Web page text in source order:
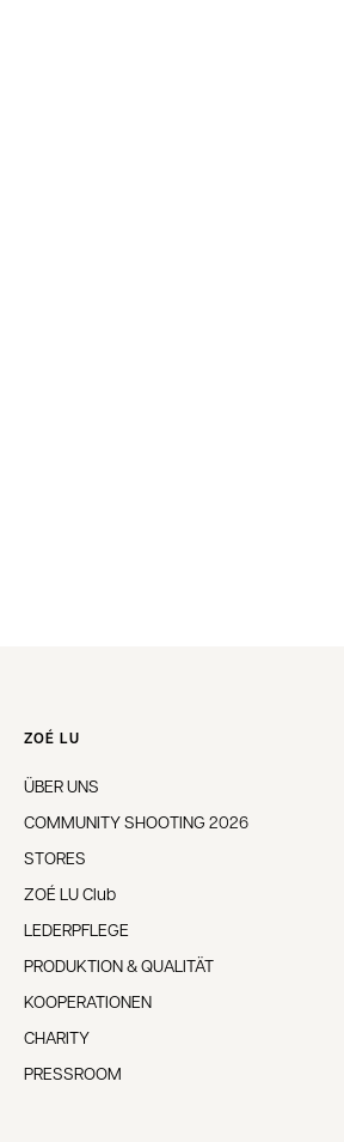
ZOÉ LU
ÜBER UNS
COMMUNITY SHOOTING 2026
STORES
ZOÉ LU Club
LEDERPFLEGE
PRODUKTION & QUALITÄT
KOOPERATIONEN
CHARITY
PRESSROOM